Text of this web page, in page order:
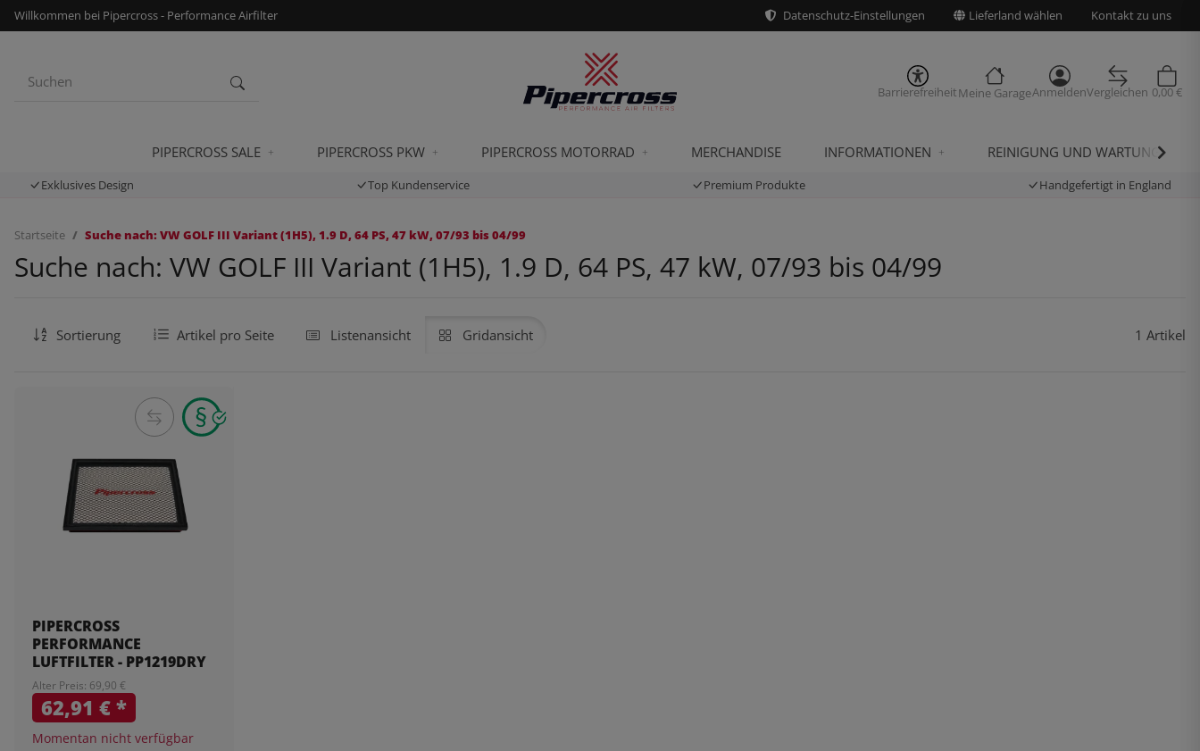
Willkommen bei Pipercross - Performance Airfilter Datenschutz-Einstellungen Lieferland wählen Kontakt zu uns
BarrierefreiheitMeine GarageAnmeldenVergleichen 0,00 €
PIPERCROSS SALE PIPERCROSS PKW PIPERCROSS MOTORRAD MERCHANDISE INFORMATIONEN REINIGUNG UND WARTUNG
Exklusives Design Top Kundenservice Premium Produkte Handgefertigt in England
Startseite Suche nach: VW GOLF III Variant (1H5), 1.9 D, 64 PS, 47 kW, 07/93 bis 04/99
Suche nach: VW GOLF III Variant (1H5), 1.9 D, 64 PS, 47 kW, 07/93 bis 04/99
Sortierung Artikel pro Seite Listenansicht Gridansicht 1 Artikel
PIPERCROSS
PERFORMANCE
LUFTFILTER - PP1219DRY
Alter Preis: 69,90 €
62,91 €*
Momentan nicht verfügbar